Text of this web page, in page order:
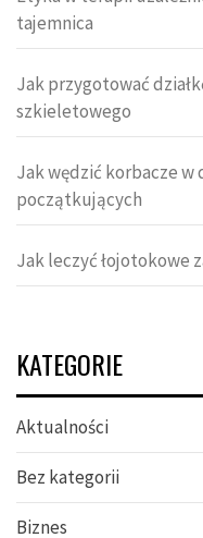
tajemnica
Jak przygotować
szkieletowego
Jak wędzić korbacze
początkujących
Jak leczyć łojotokowe
KATEGORIE
Aktualności
Bez kategorii
Biznes